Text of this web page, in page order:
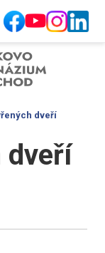
dveří
dveří